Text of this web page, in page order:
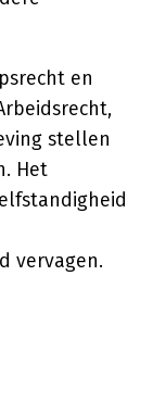
en
stellen
Het
vervagen.